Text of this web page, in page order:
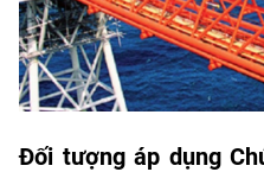
Đối tượng áp dụng